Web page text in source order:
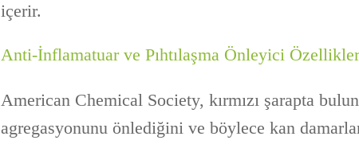
içerir.
Anti-İnflamatuar ve Pıhtılaşma Önleyici Özellikler
American Chemical Society, kırmızı şarapta
agregasyonunu önlediğini ve böylece kan